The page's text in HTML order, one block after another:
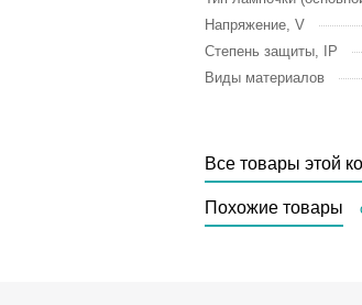
Напряжение, V
Степень защиты, IP
Виды материалов
Все товары этой
Похожие товары